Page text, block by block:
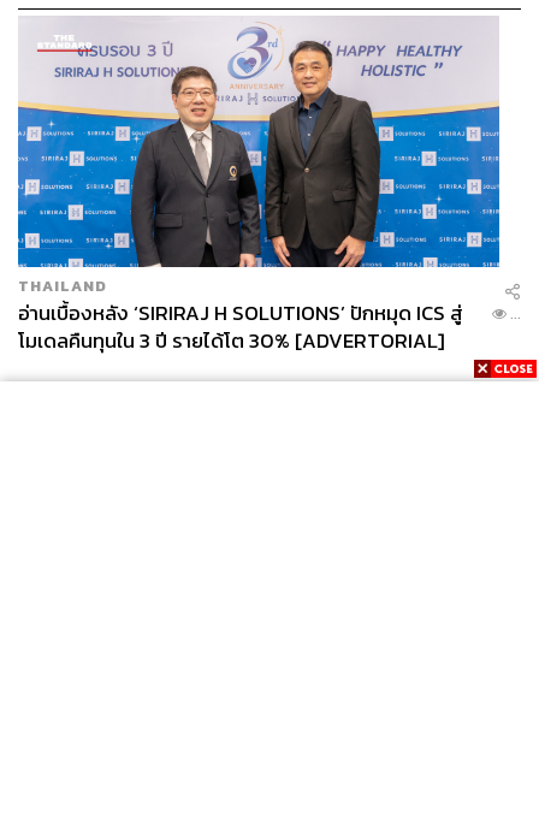
THAILAND
อ่านเบื้องหลัง ‘SIRIRAJ H SOLUTIONS’ ปักหมุด ICS สู่
โมเดลคืนทุนใน 3 ปี รายได้โต 30% [ADVERTORIAL]
...